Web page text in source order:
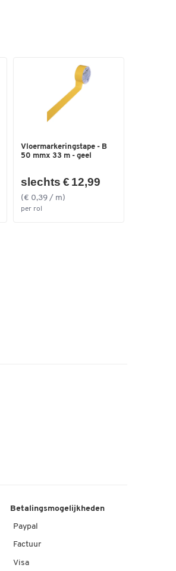
Vloermarkeringstape - B
50 mmx 33 m - geel
slechts € 12,99
(€ 0,39 / m)
per rol
Betalingsmogelijkheden
Paypal
Factuur
Visa